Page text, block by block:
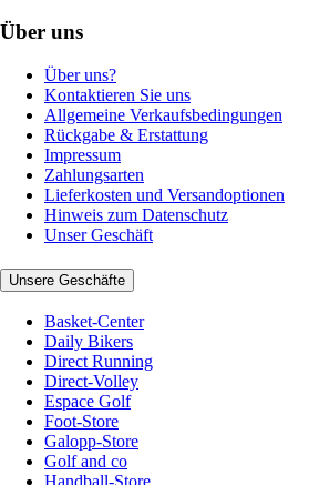
Über uns
Über uns?
Kontaktieren Sie uns
Allgemeine Verkaufsbedingungen
Rückgabe & Erstattung
Impressum
Zahlungsarten
Lieferkosten und Versandoptionen
Hinweis zum Datenschutz
Unser Geschäft
Unsere Geschäfte
Basket-Center
Daily Bikers
Direct Running
Direct-Volley
Espace Golf
Foot-Store
Galopp-Store
Golf and co